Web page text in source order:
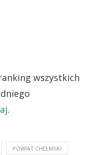
wszystkich
.
POWIAT CHEŁMSKI